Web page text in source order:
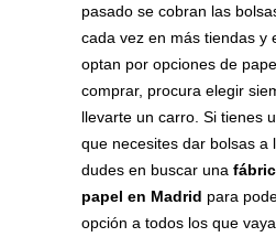
pasado se cobran las
cada vez en más tiendas y
optan por opciones de
comprar, procura elegir
llevarte un carro. Si tienes
que necesites dar bolsas a
dudes en buscar una
papel en Madrid para
opción a todos los que